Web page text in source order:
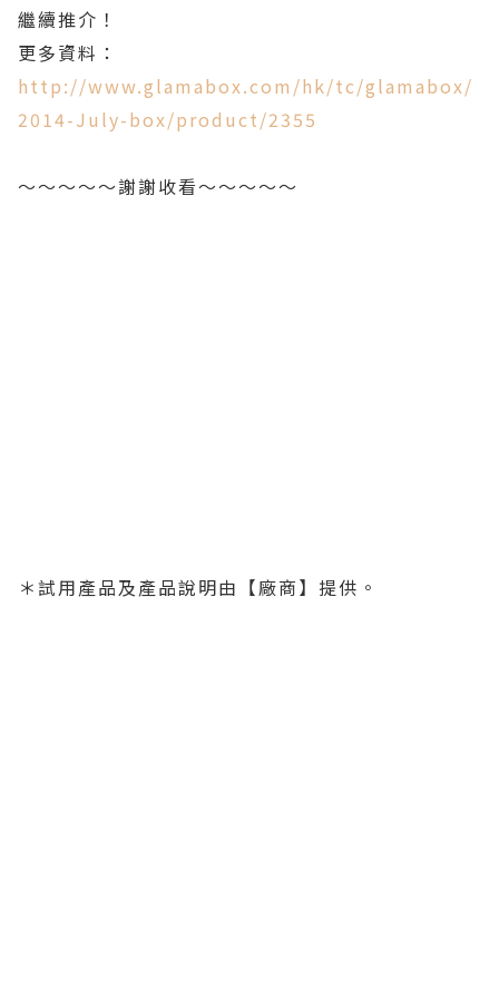
繼續推介！
更多資料：
http://www.glamabox.com/hk/tc/glamabox/
2014-July-box/product/2355
～～～～～謝謝收看～～～～～
＊試用產品及產品說明由【廠商】提供。